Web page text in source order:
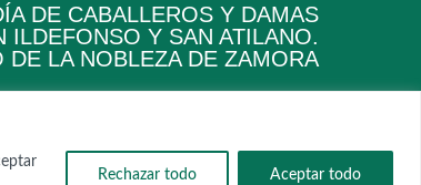
Rechazar todo Aceptar todo
DE CABALLEROS Y DAMAS
ILDEFONSO Y SAN ATILANO.
DE LA NOBLEZA DE ZAMORA